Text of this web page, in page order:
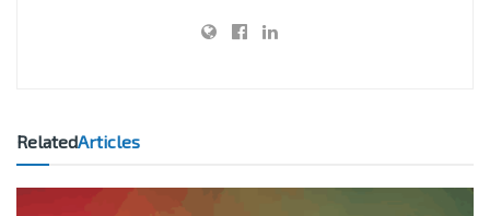
RelatedArticles